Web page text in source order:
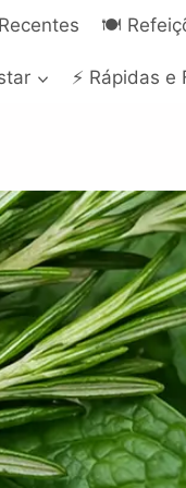
🍽️
⚡ Rápidas e